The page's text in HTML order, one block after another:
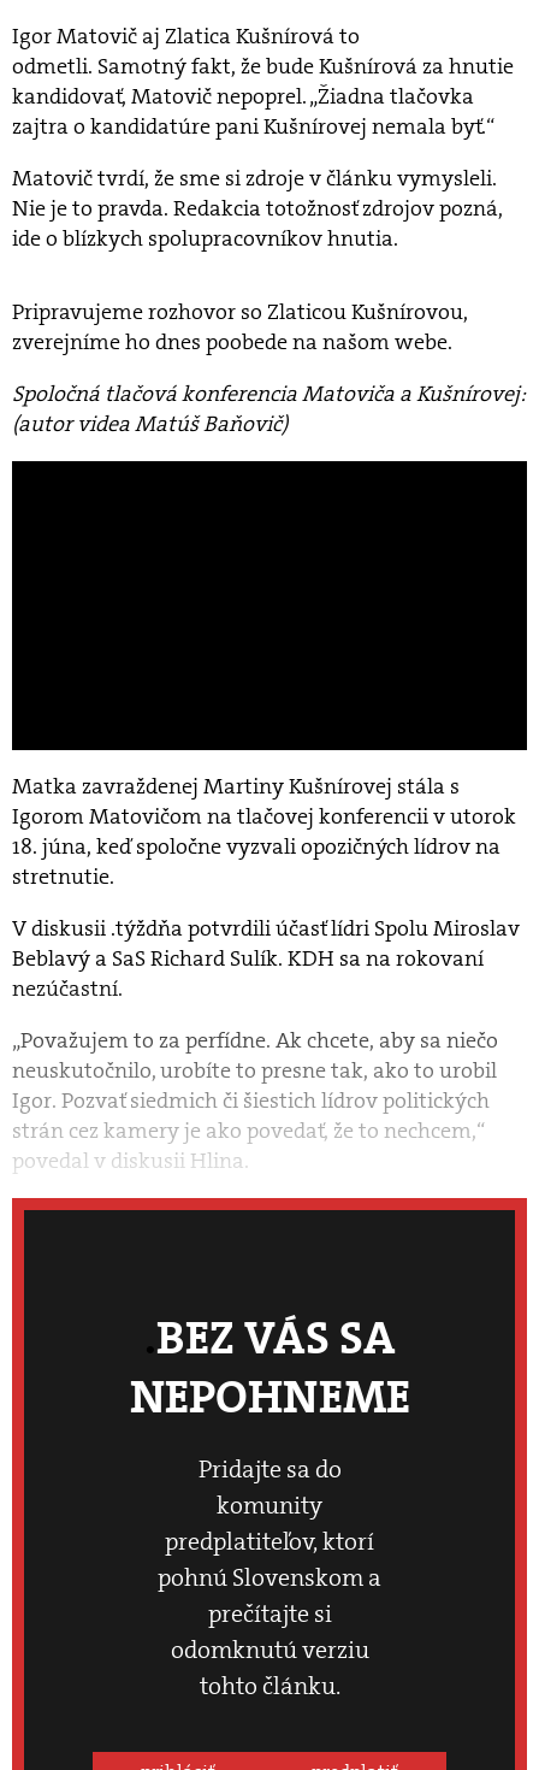
Igor Matovič aj Zlatica Kušnírová to
odmetli. Samotný fakt, že bude Kušnírová za hnutie
kandidovať, Matovič nepoprel. „Žiadna tlačovka
zajtra o kandidatúre pani Kušnírovej nemala byť.“
Matovič tvrdí, že sme si zdroje v článku vymysleli.
Nie je to pravda. Redakcia totožnosť zdrojov pozná,
ide o blízkych spolupracovníkov hnutia.
Pripravujeme rozhovor so Zlaticou Kušnírovou,
zverejníme ho dnes poobede na našom webe.
Spoločná tlačová konferencia Matoviča a Kušnírovej:
(autor videa Matúš Baňovič)
Matka zavraždenej Martiny Kušnírovej stála s
Igorom Matovičom na tlačovej konferencii v utorok
18. júna, keď spoločne vyzvali opozičných lídrov na
stretnutie.
V diskusii .týždňa potvrdili účasť lídri Spolu Miroslav
Beblavý a SaS Richard Sulík. KDH sa na rokovaní
nezúčastní.
„Považujem to za perfídne. Ak chcete, aby sa niečo
neuskutočnilo, urobíte to presne tak, ako to urobil
Igor. Pozvať siedmich či šiestich lídrov politických
strán cez kamery je ako povedať, že to nechcem,“
povedal v diskusii Hlina.
BEZ VÁS SA
NEPOHNEME
Pridajte sa do
komunity
predplatiteľov, ktorí
pohnú Slovenskom a
prečítajte si
odomknutú verziu
tohto článku.